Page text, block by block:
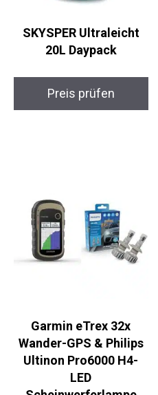
SKYSPER Ultraleicht
20L Daypack
Preis prüfen
Garmin eTrex 32x
Wander-GPS & Philips
Ultinon Pro6000 H4-
LED
Scheinwerferlampe